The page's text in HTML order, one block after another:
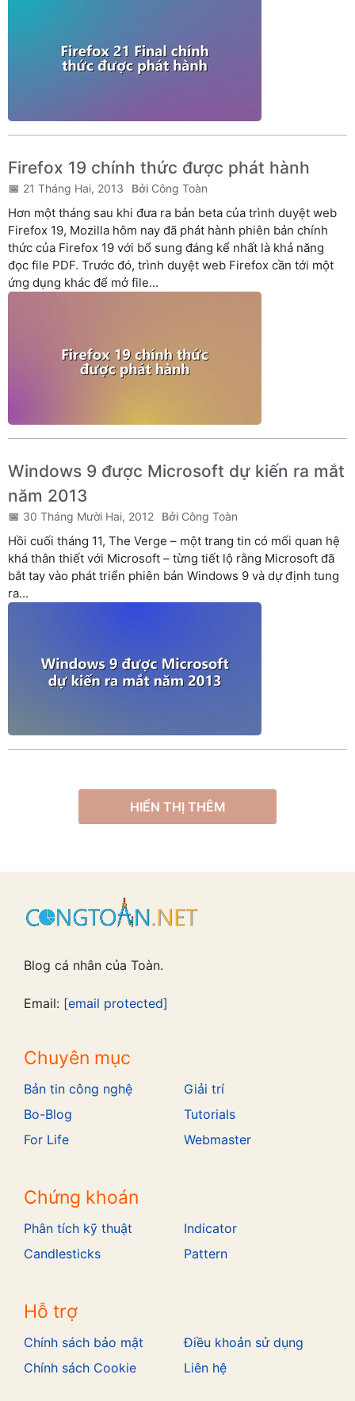
Firefox 19 chính thức được phát hành
21 Tháng Hai, 2013 Công Toàn
Hơn một tháng sau khi đưa ra bản beta của trình duyệt web
Firefox 19, Mozilla hôm nay đã phát hành phiên bản chính
thức của Firefox 19 với bổ sung đáng kể nhất là khả năng
đọc file PDF. Trước đó, trình duyệt web Firefox cần tới một
ứng dụng khác để mở file...
Windows 9 được Microsoft dự kiến ra mắt
năm 2013
30 Tháng Mười Hai, 2012 Công Toàn
Hồi cuối tháng 11, The Verge – một trang tin có mối quan hệ
khá thân thiết với Microsoft – từng tiết lộ rằng Microsoft đã
bắt tay vào phát triển phiên bản Windows 9 và dự định tung
ra...
HIỂN THỊ THÊM
Blog cá nhân của Toàn.
Email: [email protected]
Chuyên mục
Bản tin công nghệ
Bo-Blog
For Life
Giải trí
Tutorials
Webmaster
Chứng khoán
Phân tích kỹ thuật
Candlesticks
Indicator
Pattern
Hỗ trợ
Chính sách bảo mật
Chính sách Cookie
Điều khoản sử dụng
Liên hệ